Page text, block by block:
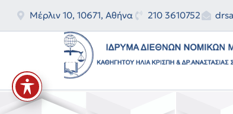
Μέρλιν 10, 10671, Αθήνα 210 3610752